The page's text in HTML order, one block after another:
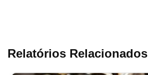
Relatórios Relacionados